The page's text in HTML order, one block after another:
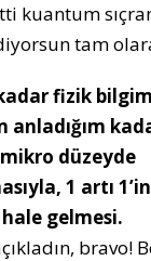
kuantum
tam
fizik
anladığım
düzeyde
1 artı
gelmesi.
bravo!